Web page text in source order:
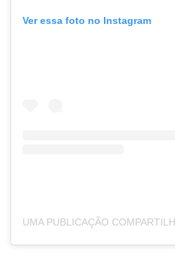
Ver essa foto no Instagram